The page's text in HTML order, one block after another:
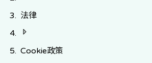
法律
Cookie政策